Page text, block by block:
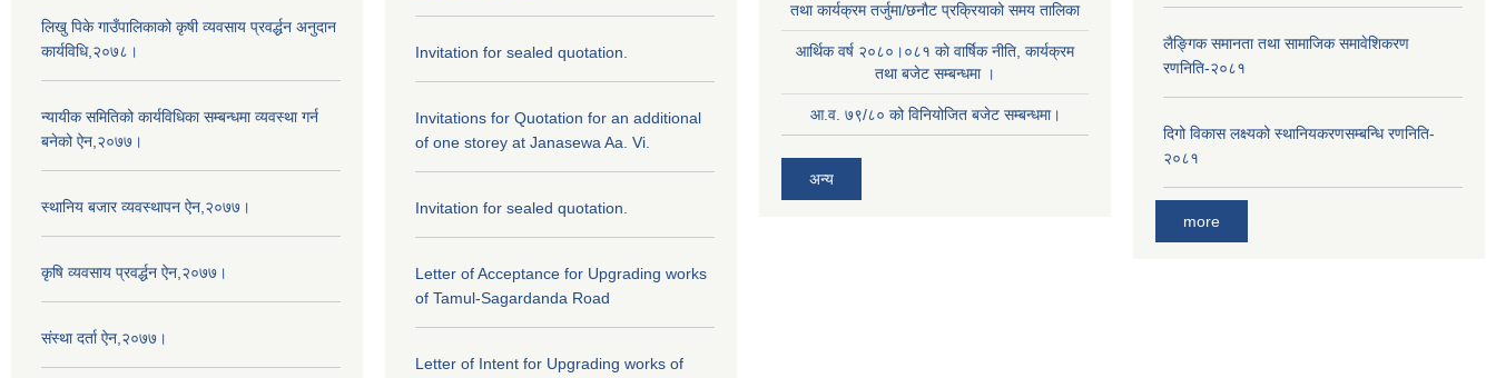
लिखु पिके गाउँपालिकाको कृषी व्यवसाय प्रवर्द्धन अनुदान
कार्यविधि,२०७८।
न्यायीक समितिको कार्यविधिका सम्बन्धमा व्यवस्था गर्न
बनेको ऐन,२०७७।
स्थानिय बजार व्यवस्थापन ऐन,२०७७।
कृषि व्यवसाय प्रवर्द्धन ऐन,२०७७।
संस्था दर्ता ऐन,२०७७।
Invitation for sealed quotation.
Invitations for Quotation for an additional
of one storey at Janasewa Aa. Vi.
Invitation for sealed quotation.
Letter of Acceptance for Upgrading works
of Tamul-Sagardanda Road
Letter of Intent for Upgrading works of
तथा कार्यक्रम तर्जुमा/छनौट प्रक्रियाको समय तालिका
आर्थिक वर्ष २०८०।०८१ काे वार्षिक नीति, कार्यक्रम
तथा बजेट सम्बन्धमा ।
आ.व. ७९/८० को विनियोजित बजेट सम्बन्धमा।
अन्य
लैङ्‍गिक समानता तथा सामाजिक समावेशिकरण
रणनिति-२०८१
दिगो विकास लक्ष्यको स्थानियकरणसम्बन्धि रणनिति-
२०८१
more